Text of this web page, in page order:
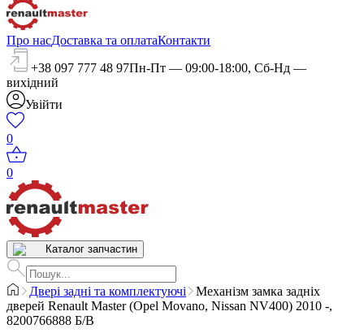
Про насДоставка та оплатаКонтакти
+38 097 777 48 97Пн-Пт — 09:00-18:00, Сб-Нд —
вихідний
Увійти
0
0
Каталог запчастин
Двері задні та комплектуючі
Механізм замка задніх
дверей Renault Master (Opel Movano, Nissan NV400) 2010 -,
8200766888 Б/В